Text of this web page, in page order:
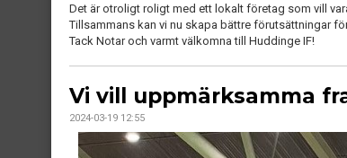
Det är otroligt roligt med ett lokalt företag som vill
Tillsammans kan vi nu skapa bättre förutsättningar
Tack Notar och varmt välkomna till Huddinge IF!
Vi vill uppmärksamma
2024-03-19 12:55